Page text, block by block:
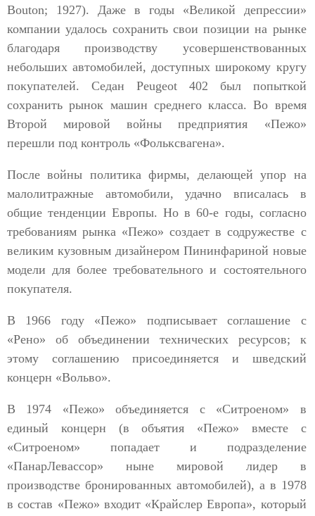
Bouton; 1927). Даже в годы «Великой депрессии»
компании удалось сохранить свои позиции на рынке
благодаря производству усовершенствованных
небольших автомобилей, доступных широкому кругу
покупателей. Седан Peugeot 402 был попыткой
сохранить рынок машин среднего класса. Во время
Второй мировой войны предприятия «Пежо»
перешли под контроль «Фольксвагена».
После войны политика фирмы, делающей упор на
малолитражные автомобили, удачно вписалась в
общие тенденции Европы. Но в 60-е годы, согласно
требованиям рынка «Пежо» создает в содружестве с
великим кузовным дизайнером Пининфариной новые
модели для более требовательного и состоятельного
покупателя.
В 1966 году «Пежо» подписывает соглашение с
«Рено» об объединении технических ресурсов; к
этому соглашению присоединяется и шведский
концерн «Вольво».
В 1974 «Пежо» объединяется с «Ситроеном» в
единый концерн (в объятия «Пежо» вместе с
«Ситроеном» попадает и подразделение
«ПанарЛевассор» ныне мировой лидер в
производстве бронированных автомобилей), а в 1978
в состав «Пежо» входит «Крайслер Европа», который